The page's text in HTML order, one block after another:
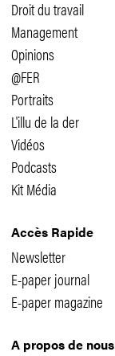
Droit du travail
Management
Opinions
@FER
Portraits
L'illu de la der
Vidéos
Podcasts
Kit Média
Accès Rapide
Newsletter
E-paper journal
E-paper magazine
A propos de nous